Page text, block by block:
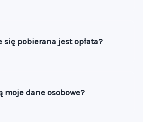
się pobierana jest opłata?
moje dane osobowe?